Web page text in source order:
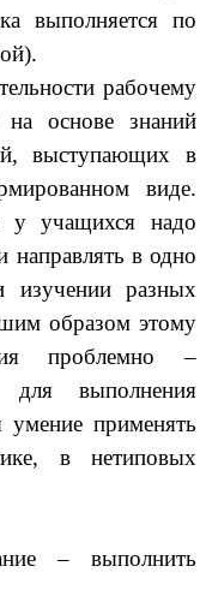
выполняется по
рабочему
на основе знаний
выступающих в
виде.
у учащихся надо
направлять в одно
изучении разных
образом этому
проблемно –
для выполнения
умение применять
в нетиповых
– выполнить